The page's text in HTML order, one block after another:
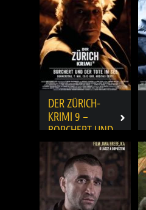
DER ZÜRICH-
KRIMI 9 –
BORCHERT UND
DER TOTE IM SEE